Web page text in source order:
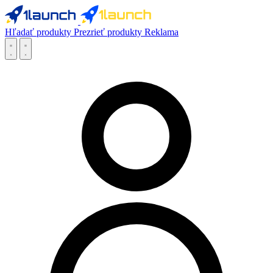
Hľadať produkty Prezrieť produkty Reklama